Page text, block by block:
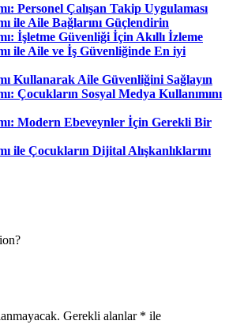
Personel Çalışan Takip Uygulaması
ile Aile Bağlarını Güçlendirin
İşletme Güvenliği İçin Akıllı İzleme
ile Aile ve İş Güvenliğinde En iyi
Kullanarak Aile Güvenliğini Sağlayın
Çocukların Sosyal Medya Kullanımını
Modern Ebeveynler İçin Gerekli Bir
ile Çocukların Dijital Alışkanlıklarını
Gerekli alanlar * ile